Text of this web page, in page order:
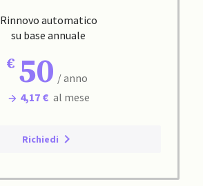
Rinnovo automatico
su base annuale
50 / anno
4,17 € al mese
Richiedi